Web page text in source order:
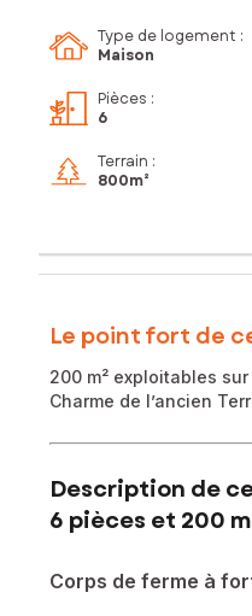
Type de logement :
Maison
Pièces :
6
Terrain :
800m²
Le point fort de
200 m² exploitables
Charme de l’ancien
Description de
6 pièces et 200
Corps de ferme à